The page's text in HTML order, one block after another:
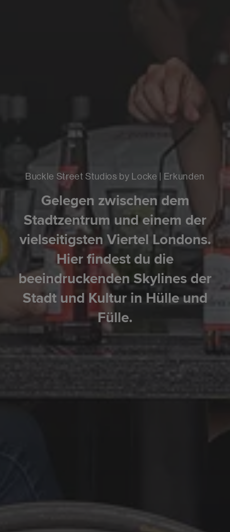
Buckle Street Studios by Locke | Erkunden
Gelegen zwischen dem
Stadtzentrum und einem der
vielseitigsten Viertel Londons.
Hier findest du die
beeindruckenden Skylines der
Stadt und Kultur in Hülle und
Fülle.